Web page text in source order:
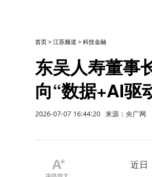
首页>江苏频道 >科技金融
东吴人寿董事
向“数据+AI驱
2026-07-07 16:44:20 来源：央广网
近日